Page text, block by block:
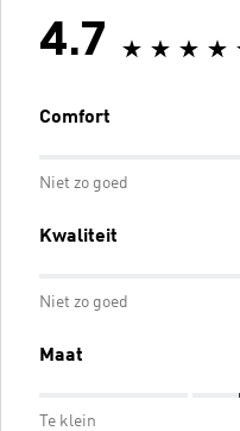
4.7
Comfort
Niet zo goed
Kwaliteit
Niet zo goed
Maat
Te klein